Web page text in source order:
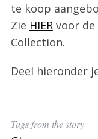
te koop
Zie HIERvoor de
Collection.
Deel hieronder
Tags from the story
S
a
f